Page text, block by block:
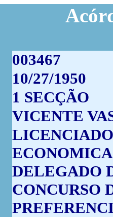
003467
10/27/1950
1 SECÇÃO
VICENTE
DELEGADO
CONCURSO